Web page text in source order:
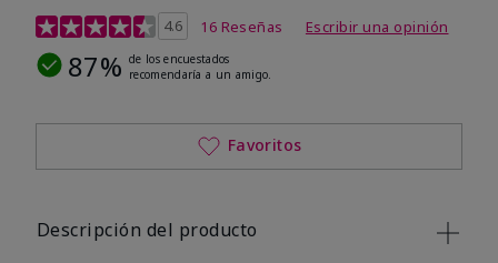
Calificación de clientes de 4,5 de 5
4.6 16 Reseñas Escribir una opinión
87% de los encuestados
recomendaría a un amigo.
Favoritos
Descripción del producto